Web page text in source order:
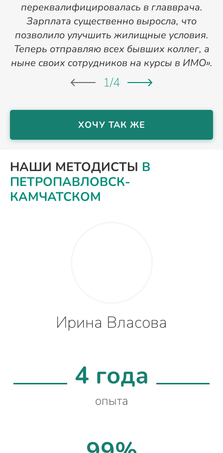
переквалифицировалась в главврача.
Зарплата существенно выросла, что
позволило улучшить жилищные условия.
Теперь отправляю всех бывших коллег, а
ныне своих сотрудников на курсы в ИМО».
1/4
ХОЧУ ТАК ЖЕ
НАШИ МЕТОДИСТЫ В
ПЕТРОПАВЛОВСК-
КАМЧАТСКОМ
Ирина Власова
4 года
опыта